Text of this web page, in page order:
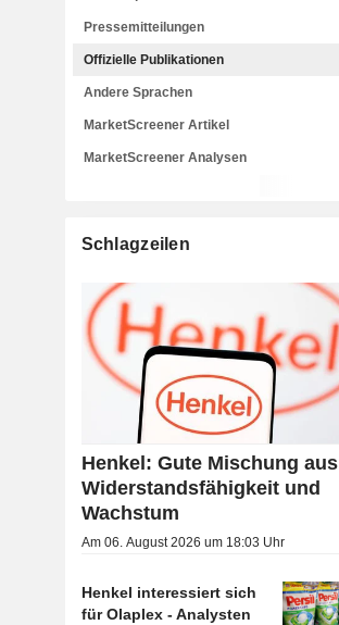
Pressemitteilungen
Offizielle Publikationen
Andere Sprachen
MarketScreener Artikel
MarketScreener Analysen
Schlagzeilen
Henkel: Gute Mischung aus
Widerstandsfähigkeit und
Wachstum
Am 06. August 2026 um 18:03 Uhr
Henkel interessiert sich
für Olaplex - Analysten